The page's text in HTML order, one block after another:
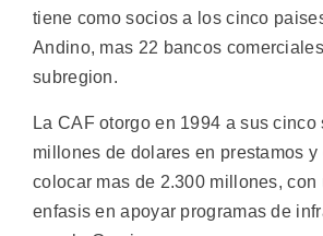
tiene como socios a los cinco
Andino, mas 22 bancos
subregion.
La CAF otorgo en 1994 a sus cinco
millones de dolares en prestamos y
colocar mas de 2.300 millones, con
enfasis en apoyar programas de